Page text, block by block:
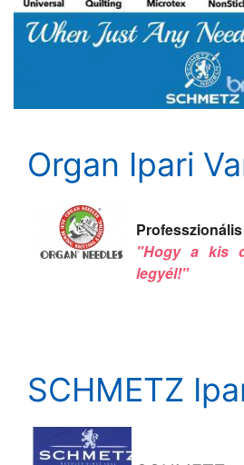
Organ Ipari
"Hogy a kis
legyél!"
SCHMETZ